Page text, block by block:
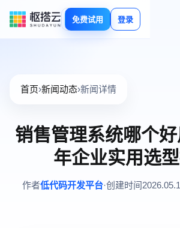
免费试用 登录
首页›新闻动态›新闻详情
销售管理系统哪个
年企业实用选
作者低代码开发平台·创建时间